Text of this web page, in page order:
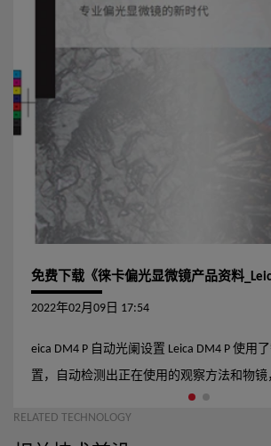
2022年02月09日 17:54
eica DM4 P 自动光阑设置 Leica DM4 P 使用
置，自动检测出正在使用的观察方法和物镜
置出合适的光阑位置，不再需要手动调节光
RELATED TECHNOLOGY